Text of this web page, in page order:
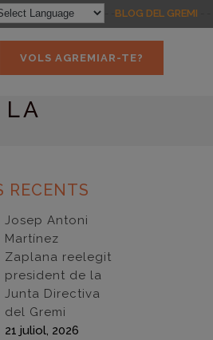
BLOG DEL GREMI
VOLS AGREMIAR-TE?
LA
RECENTS
Josep Antoni
Martínez
Zaplana reelegit
president de la
Junta Directiva
del Gremi
21 juliol, 2026